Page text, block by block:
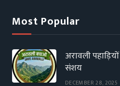
Most Popular
अरावली
संशय
DECEMBER 28, 2025